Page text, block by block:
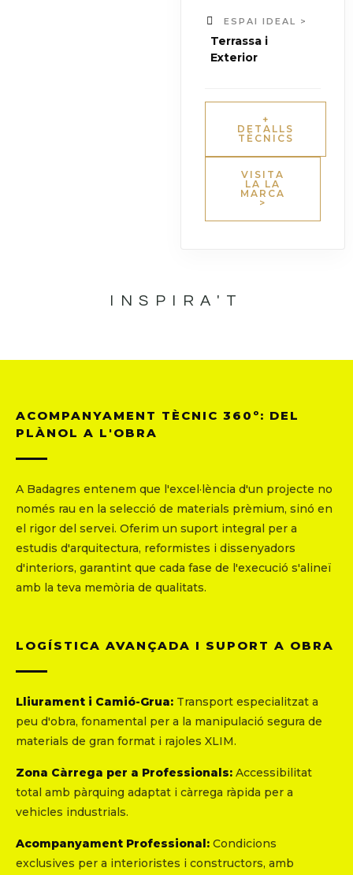
ESPAI IDEAL >
Terrassa i
Exterior
+
DETALLS
TÈCNICS
VISITA
LA LA
MARCA
>
INSPIRA'T
ACOMPANYAMENT TÈCNIC 360º: DEL
PLÀNOL A L'OBRA
A Badagres entenem que l'excel·lència d'un projecte no
només rau en la selecció de materials prèmium, sinó en
el rigor del servei. Oferim un suport integral per a
estudis d'arquitectura, reformistes i dissenyadors
d'interiors, garantint que cada fase de l'execució s'alineï
amb la teva memòria de qualitats.
LOGÍSTICA AVANÇADA I SUPORT A OBRA
Lliurament i Camió-Grua: Transport especialitzat a
peu d'obra, fonamental per a la manipulació segura de
materials de gran format i rajoles XLIM.
Zona Càrrega per a Professionals: Accessibilitat
total amb pàrquing adaptat i càrrega ràpida per a
vehicles industrials.
Acompanyament Professional: Condicions
exclusives per a interioristes i constructors, amb